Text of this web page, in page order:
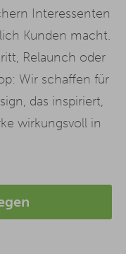
Interessenten
Kunden macht.
Relaunch oder
Wir schaffen für
das inspiriert,
wirkungsvoll in